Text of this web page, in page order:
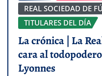
REAL SOCIEDAD DE
TITULARES DEL DÍA
La crónica | La
cara al
Lyonnes